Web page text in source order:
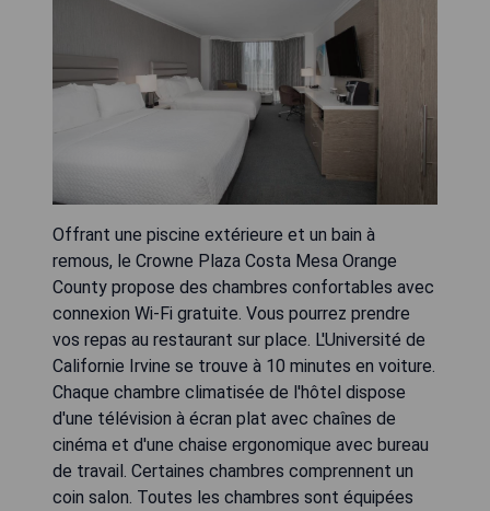
Offrant une piscine extérieure et un bain à
remous, le Crowne Plaza Costa Mesa Orange
County propose des chambres confortables avec
connexion Wi-Fi gratuite. Vous pourrez prendre
vos repas au restaurant sur place. L'Université de
Californie Irvine se trouve à 10 minutes en voiture.
Chaque chambre climatisée de l'hôtel dispose
d'une télévision à écran plat avec chaînes de
cinéma et d'une chaise ergonomique avec bureau
de travail. Certaines chambres comprennent un
coin salon. Toutes les chambres sont équipées